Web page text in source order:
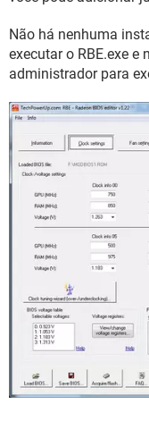
Não há nenhuma
executar o RBE.exe
administrador para